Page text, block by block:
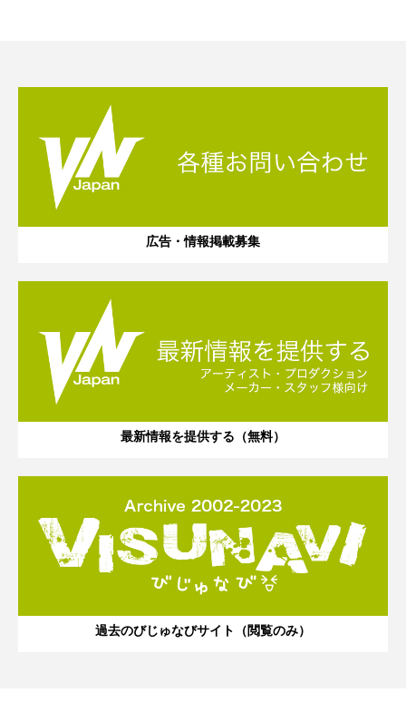
広告・情報掲載募集
最新情報を提供する（無料）
過去のびじゅなびサイト（閲覧のみ）